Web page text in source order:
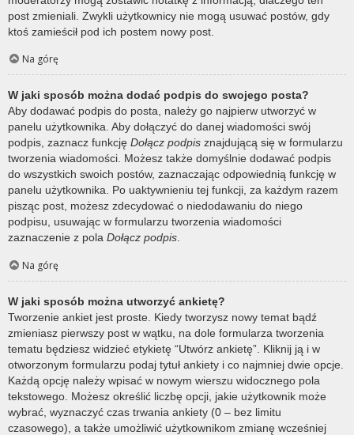
post zmieniali. Zwykli użytkownicy nie mogą usuwać postów, gdy
ktoś zamieścił pod ich postem nowy post.
Na górę
W jaki sposób można dodać podpis do swojego posta?
Aby dodawać podpis do posta, należy go najpierw utworzyć w
panelu użytkownika. Aby dołączyć do danej wiadomości swój
podpis, zaznacz funkcję Dołącz podpis znajdującą się w formularzu
tworzenia wiadomości. Możesz także domyślnie dodawać podpis
do wszystkich swoich postów, zaznaczając odpowiednią funkcję w
panelu użytkownika. Po uaktywnieniu tej funkcji, za każdym razem
pisząc post, możesz zdecydować o niedodawaniu do niego
podpisu, usuwając w formularzu tworzenia wiadomości
zaznaczenie z pola Dołącz podpis.
Na górę
W jaki sposób można utworzyć ankietę?
Tworzenie ankiet jest proste. Kiedy tworzysz nowy temat bądź
zmieniasz pierwszy post w wątku, na dole formularza tworzenia
tematu będziesz widzieć etykietę “Utwórz ankietę”. Kliknij ją i w
otworzonym formularzu podaj tytuł ankiety i co najmniej dwie opcje.
Każdą opcję należy wpisać w nowym wierszu widocznego pola
tekstowego. Możesz określić liczbę opcji, jakie użytkownik może
wybrać, wyznaczyć czas trwania ankiety (0 – bez limitu
czasowego), a także umożliwić użytkownikom zmianę wcześniej